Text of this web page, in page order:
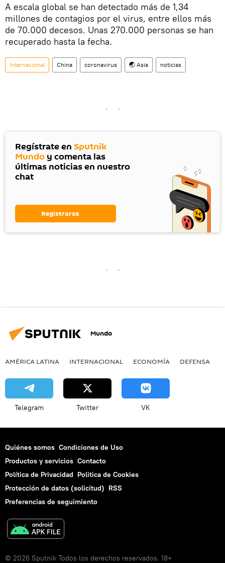
A escala global se han detectado más de 1,34
millones de contagios por el virus, entre ellos más
de 70.000 decesos. Unas 270.000 personas se han
recuperado hasta la fecha.
Internacional China coronavirus 🌏 Asia noticias
Regístrate en Sputnik
Mundo y comenta las
últimas noticias en nuestro
chat
Registrarse
Mundo
AMÉRICA LATINA INTERNACIONAL ECONOMÍA DEFENSA
Telegram Twitter VK
Quiénes somos Condiciones de Uso
Productos y servicios Contacto
Política de Privacidad Politica de Cookies
Protección de datos (solicitud) RSS
Preferencias de seguimiento
© 2026 Sputnik Todos los derechos reservados. 18+